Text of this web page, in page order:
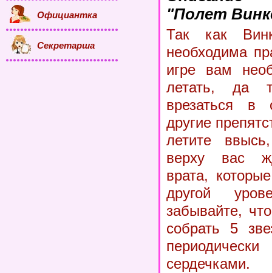
"Полет
Так как
необходима
игре вам
летать, да
врезаться в
другие
летите
верху вас
врата,
другой
забывайте,
собрать 5
сердечками.
Официантка
Секретарша